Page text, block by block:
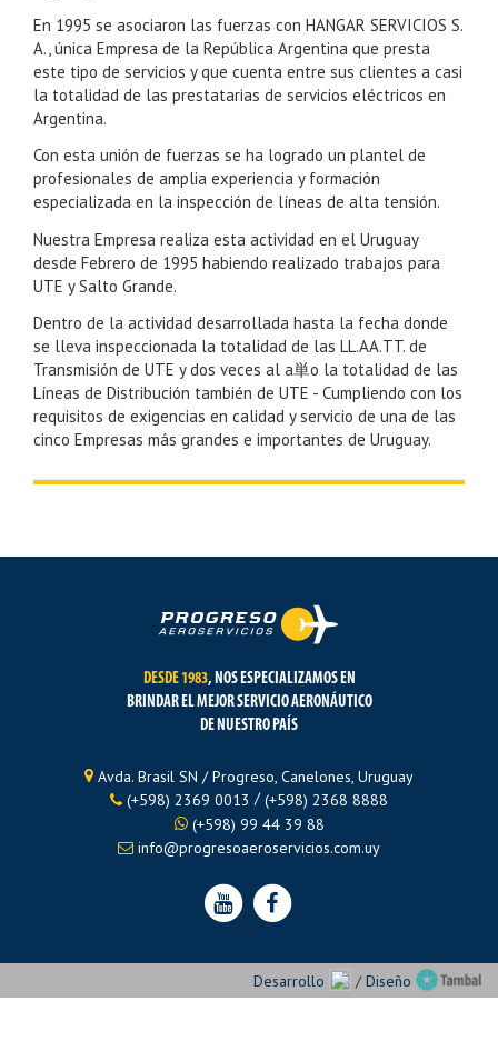
En 1995 se asociaron las fuerzas con HANGAR SERVICIOS S.
A., única Empresa de la República Argentina que presta
este tipo de servicios y que cuenta entre sus clientes a casi
la totalidad de las prestatarias de servicios eléctricos en
Argentina.
Con esta unión de fuerzas se ha logrado un plantel de
profesionales de amplia experiencia y formación
especializada en la inspección de líneas de alta tensión.
Nuestra Empresa realiza esta actividad en el Uruguay
desde Febrero de 1995 habiendo realizado trabajos para
UTE y Salto Grande.
Dentro de la actividad desarrollada hasta la fecha donde
se lleva inspeccionada la totalidad de las LL.AA.TT. de
Transmisión de UTE y dos veces al a単o la totalidad de las
Líneas de Distribución también de UTE - Cumpliendo con los
requisitos de exigencias en calidad y servicio de una de las
cinco Empresas más grandes e importantes de Uruguay.
DESDE 1983, NOS ESPECIALIZAMOS EN
BRINDAR EL MEJOR SERVICIO AERONÁUTICO
DE NUESTRO PAÍS
Avda. Brasil SN / Progreso, Canelones, Uruguay
(+598) 2369 0013 /(+598) 2368 8888
(+598) 99 44 39 88
info@progresoaeroservicios.com.uy
Desarrollo /Diseño